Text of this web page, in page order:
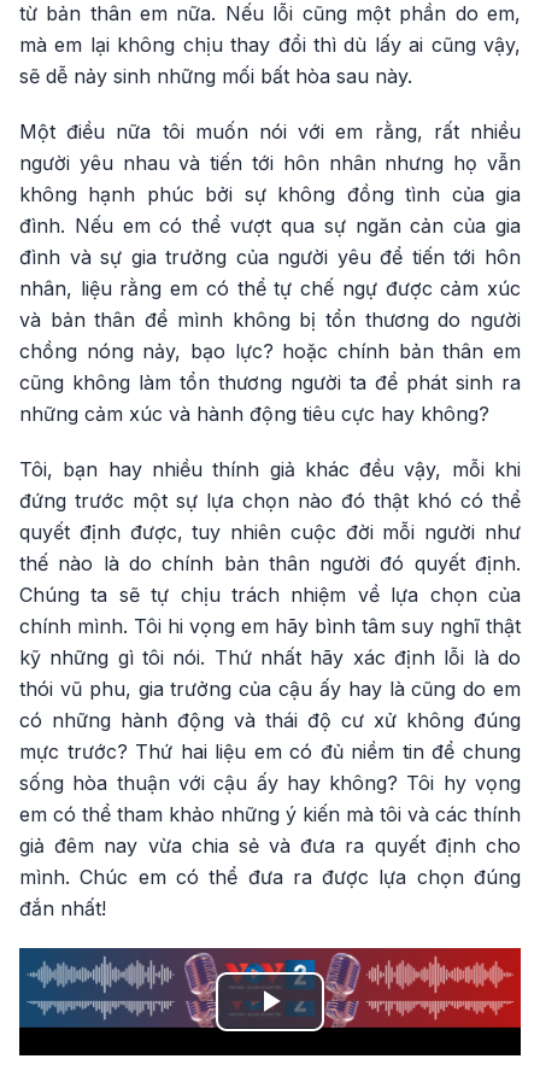
từ bản thân em nữa. Nếu lỗi cũng một phần do em,
mà em lại không chịu thay đổi thì dù lấy ai cũng vậy,
sẽ dễ nảy sinh những mối bất hòa sau này.
Một điều nữa tôi muốn nói với em rằng, rất nhiều
người yêu nhau và tiến tới hôn nhân nhưng họ vẫn
không hạnh phúc bởi sự không đồng tình của gia
đình. Nếu em có thể vượt qua sự ngăn cản của gia
đình và sự gia trưởng của người yêu để tiến tới hôn
nhân, liệu rằng em có thể tự chế ngự được cảm xúc
và bản thân để mình không bị tổn thương do người
chồng nóng nảy, bạo lực? hoặc chính bản thân em
cũng không làm tổn thương người ta để phát sinh ra
những cảm xúc và hành động tiêu cực hay không?
Tôi, bạn hay nhiều thính giả khác đều vậy, mỗi khi
đứng trước một sự lựa chọn nào đó thật khó có thể
quyết định được, tuy nhiên cuộc đời mỗi người như
thế nào là do chính bản thân người đó quyết định.
Chúng ta sẽ tự chịu trách nhiệm về lựa chọn của
chính mình. Tôi hi vọng em hãy bình tâm suy nghĩ thật
kỹ những gì tôi nói. Thứ nhất hãy xác định lỗi là do
thói vũ phu, gia trưởng của cậu ấy hay là cũng do em
có những hành động và thái độ cư xử không đúng
mực trước? Thứ hai liệu em có đủ niềm tin để chung
sống hòa thuận với cậu ấy hay không? Tôi hy vọng
em có thể tham khảo những ý kiến mà tôi và các thính
giả đêm nay vừa chia sẻ và đưa ra quyết định cho
mình. Chúc em có thể đưa ra được lựa chọn đúng
đắn nhất!
Play